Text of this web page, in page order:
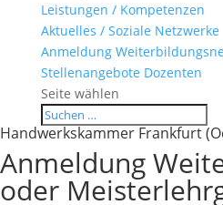
Leistungen / Kompetenzen
Aktuelles / Soziale Netzwerke
Anmeldung
Stellenangebote Dozenten
Seite wählen
Handwerkskammer Frankfurt
Anmeldung
oder